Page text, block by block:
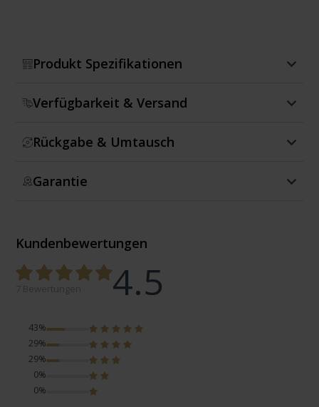
Produkt Spezifikationen
Verfügbarkeit & Versand
Rückgabe & Umtausch
Garantie
Kundenbewertungen
4.5
43%
29%
29%
0%
0%